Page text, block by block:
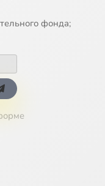
фонда;